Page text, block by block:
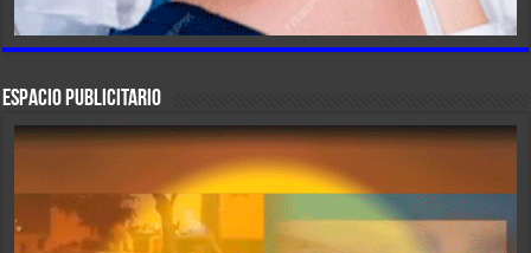
ESPACIO PUBLICITARIO